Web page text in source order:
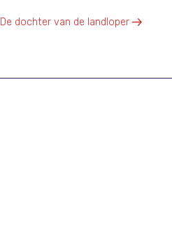
Volgend bericht
De dochter van de landloper